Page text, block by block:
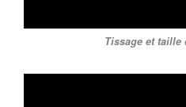
Tissage et taille